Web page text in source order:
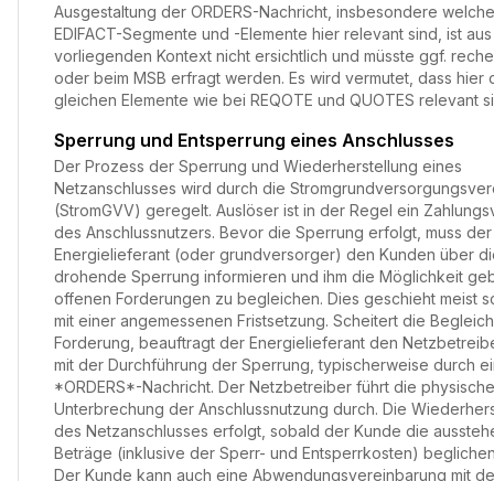
Ausgestaltung der ORDERS-Nachricht, insbesondere welche
EDIFACT-Segmente und -Elemente hier relevant sind, ist
vorliegenden Kontext nicht ersichtlich und müsste ggf.
oder beim MSB erfragt werden. Es wird vermutet, dass hier
gleichen Elemente wie bei REQOTE und QUOTES relevant
Sperrung und Entsperrung eines Anschlusses
Der Prozess der Sperrung und Wiederherstellung eines
Netzanschlusses wird durch die
(StromGVV) geregelt. Auslöser ist in der Regel ein
des Anschlussnutzers. Bevor die Sperrung erfolgt, muss der
Energielieferant (oder grundversorger) den Kunden über
drohende Sperrung informieren und ihm die Möglichkeit
offenen Forderungen zu begleichen. Dies geschieht meist
mit einer angemessenen Fristsetzung. Scheitert die
Forderung, beauftragt der Energielieferant den
mit der Durchführung der Sperrung, typischerweise durch
*ORDERS*-Nachricht. Der Netzbetreiber führt die physische
Unterbrechung der Anschlussnutzung durch. Die
des Netzanschlusses erfolgt, sobald der Kunde die
Beträge (inklusive der Sperr- und Entsperrkosten)
Der Kunde kann auch eine Abwendungsvereinbarung mit